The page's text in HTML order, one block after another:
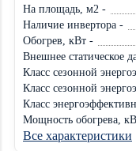
На площадь, м2 -
Наличие инвертора -
Обогрев, кВт -
Внешнее статическое
Класс сезонной
Класс сезонной
Класс
Мощность обогрева,
Все характеристики